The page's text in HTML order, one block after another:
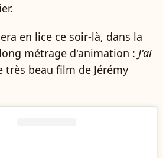
en lice ce soir-là, dans la
métrage d'animation : J'ai
très beau film de Jérémy